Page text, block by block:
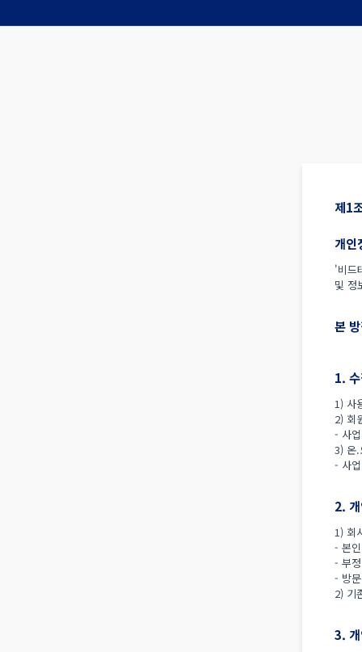
제1
개인
'비드
및 정
본
1.
1) 사
2) 회
- 사
3) 온.
- 사
2.
1) 회
- 본
- 부
- 방
2) 기
3.